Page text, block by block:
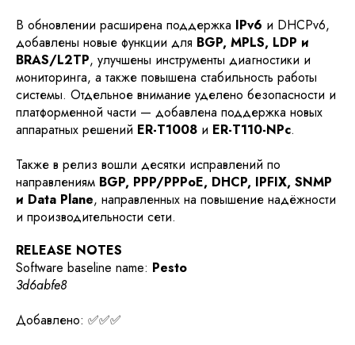
В обновлении расширена поддержка IPv6 и DHCPv6,
добавлены новые функции для BGP, MPLS, LDP и
BRAS/L2TP, улучшены инструменты диагностики и
мониторинга, а также повышена стабильность работы
системы. Отдельное внимание уделено безопасности и
платформенной части — добавлена поддержка новых
аппаратных решений ER-T1008 и ER-T110-NPc.
Также в релиз вошли десятки исправлений по
направлениям BGP, PPP/PPPoE, DHCP, IPFIX, SNMP
и Data Plane, направленных на повышение надёжности
и производительности сети.
RELEASE NOTES
Software baseline name: Pesto
3d6abfe8
Добавлено: ✅✅✅